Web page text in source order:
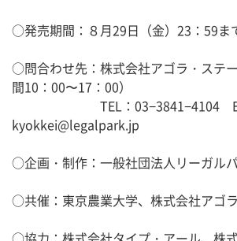
○発売期間：８月29日（金）23：59ま
○問合わせ先：株式会社アゴラ・ステ
間10：00〜17：00）
TEL：03−3841−4104 E-
kyokkei@legalpark.jp
○企画・制作：一般社団法人リーガル
○共催：東京農業大学、株式会社アゴ